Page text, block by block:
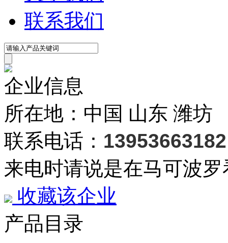
联系我们
企业信息
所在地：中国 山东 潍坊
联系电话： 13953663182
来电时请说是在马可波
收藏该企业
产品目录